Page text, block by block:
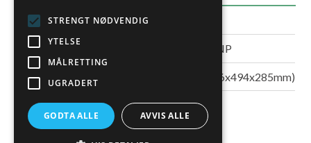
DETALJER
Varenummer
GKA-MNP
Beskrivelse 22ltr (196x494x285mm)
STRENGT NØDVENDIG
YTELSE
MÅLRETTING
UGRADERT
GODTA ALLE AVVIS ALLE